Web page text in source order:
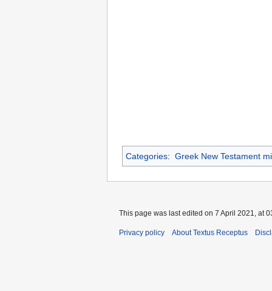
Categories: Greek New Testament
This page was last edited on 7 April 2021, at
Privacy policy About Textus Receptus